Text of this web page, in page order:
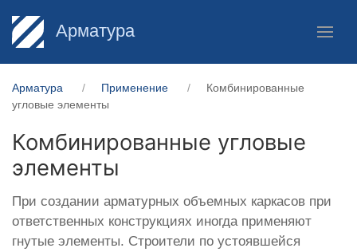
Арматура
Арматура Применение
Комбинированные
угловые элементы
Комбинированные угловые
элементы
При создании арматурных объемных каркасов при
ответственных конструкциях иногда применяют
гнутые элементы. Строители по устоявшейся